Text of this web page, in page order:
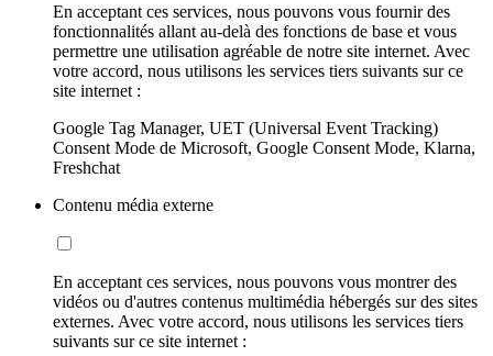
En acceptant ces services, nous pouvons vous fournir des
fonctionnalités allant au-delà des fonctions de base et vous
permettre une utilisation agréable de notre site internet. Avec
votre accord, nous utilisons les services tiers suivants sur ce
site internet :
Google Tag Manager, UET (Universal Event Tracking)
Consent Mode de Microsoft, Google Consent Mode, Klarna,
Freshchat
Contenu média externe
En acceptant ces services, nous pouvons vous montrer des
vidéos ou d'autres contenus multimédia hébergés sur des sites
externes. Avec votre accord, nous utilisons les services tiers
suivants sur ce site internet :